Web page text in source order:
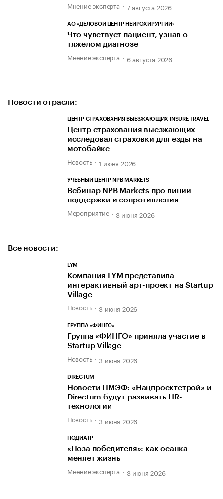
Мнение эксперта 7 августа 2026
АО «ДЕЛОВОЙ ЦЕНТР НЕЙРОХИРУРГИИ»
Что чувствует пациент, узнав о
тяжелом диагнозе
Мнение эксперта 6 августа 2026
Новости отрасли:
ЦЕНТР СТРАХОВАНИЯ ВЫЕЗЖАЮЩИХ INSURE TRAVEL
Центр страхования выезжающих
исследовал страховки для езды на
мотобайке
Новость 1 июня 2026
УЧЕБНЫЙ ЦЕНТР NPB MARKETS
Вебинар NPB Markets про линии
поддержки и сопротивления
Мероприятие 3 июня 2026
Все новости:
LYM
Компания LYM представила
интерактивный арт-проект на Startup
Village
Новость 3 июня 2026
ГРУППА «ФИНГО»
Группа «ФИНГО» приняла участие в
Startup Village
Новость 3 июня 2026
DIRECTUM
Новости ПМЭФ: «Нацпроектстрой» и
Directum будут развивать HR-
технологии
Новость 3 июня 2026
ПОДИАТР
«Поза победителя»: как осанка
меняет жизнь
Мнение эксперта 3 июня 2026